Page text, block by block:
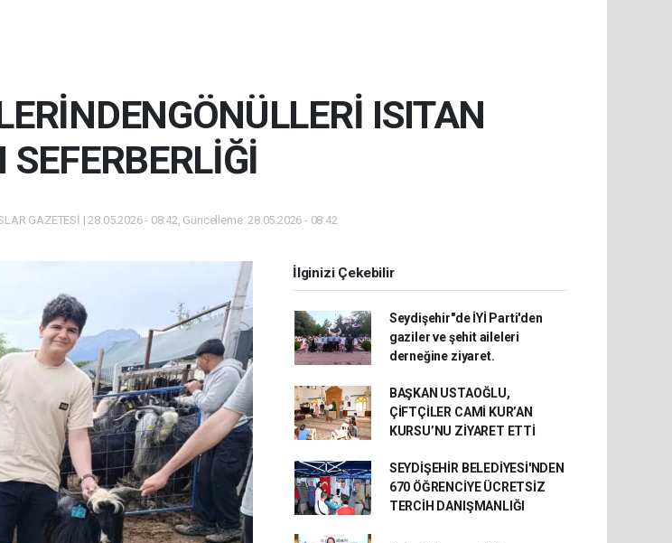
ISITAN
SEFERBERLİĞİ
GAZETESİ | 28.05.2026 - 08:42, Güncelleme: 28.05.2026 - 08:42
İlginizi Çekebilir
Seydişehir"de İYİ Parti'den
gaziler ve şehit aileleri
derneğine ziyaret.
BAŞKAN USTAOĞLU,
ÇİFTÇİLER CAMİ KUR’AN
KURSU’NU ZİYARET ETTİ
SEYDİŞEHİR BELEDİYESİ'NDEN
670 ÖĞRENCİYE ÜCRETSİZ
TERCİH DANIŞMANLIĞI